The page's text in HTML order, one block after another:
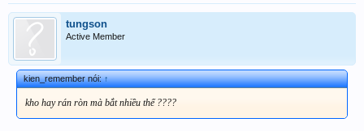
tungson
Active Member
kien_remember nói:↑
kho hay rán ròn mà bắt nhiều thế ????